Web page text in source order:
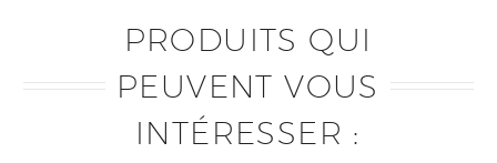
PRODUITS QUI
PEUVENT VOUS
INTÉRESSER :